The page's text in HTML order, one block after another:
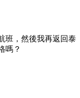
班，然後我再返回泰
嗎？